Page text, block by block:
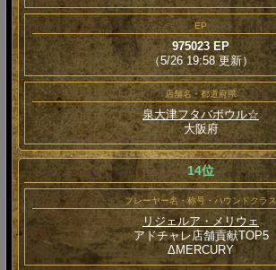
EP
975023 EP
（5/26 19:58 更新）
店舗名・都道府県
泉大津フタバボウル☆
大阪府
14位
プレーヤー名・称号・ハウンドクラス
リジェルア・メリウェ
アドチャレ店舗貢献TOP5
ΔMERCURY